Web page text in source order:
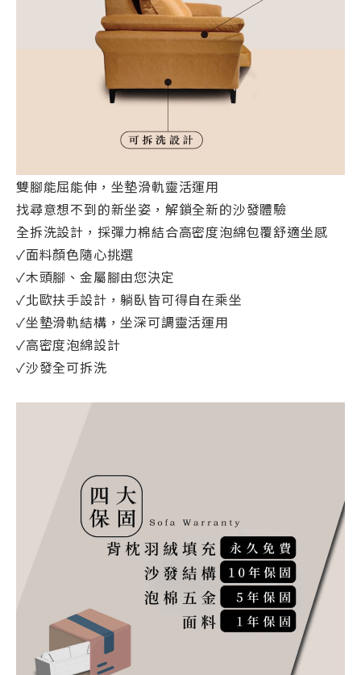
雙腳能屈能伸，坐墊滑軌靈活運用
找尋意想不到的新坐姿，解鎖全新的沙發體驗
全拆洗設計，採彈力棉結合高密度泡綿包覆舒適坐感
✓面料顏色隨心挑選
✓木頭腳、金屬腳由您決定
✓北歐扶手設計，躺臥皆可得自在乘坐
✓坐墊滑軌結構，坐深可調靈活運用
✓高密度泡綿設計
✓沙發全可拆洗